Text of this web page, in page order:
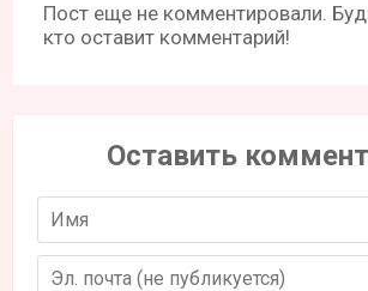
Пост еще не комментировали.
кто оставит комментарий!
Оставить